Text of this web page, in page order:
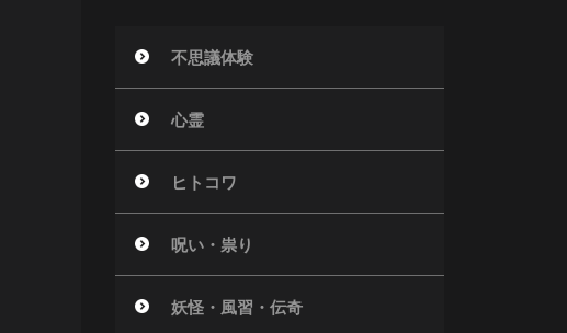
不思議体験
心霊
ヒトコワ
呪い・祟り
妖怪・風習・伝奇